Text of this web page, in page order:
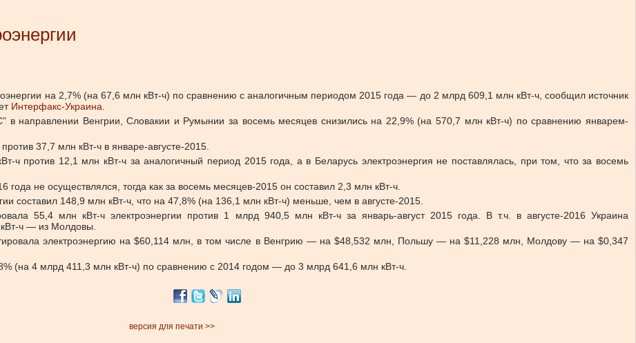
на 2,7% (на 67,6 млн кВт-ч) по сравнению с аналогичным периодом 2015 года — до 2 млрд 609,1 млн кВт-ч, сообщил источник
Интерфакс-Украина
в направлении Венгрии, Словакии и Румынии за восемь месяцев снизились на 22,9% (на 570,7 млн кВт-ч) по сравнению январем-
37,7 млн кВт-ч в январе-августе-2015.
ч против 12,1 млн кВт-ч за аналогичный период 2015 года, а в Беларусь электроэнергия не поставлялась, при том, что за восемь
года не осуществлялся, тогда как за восемь месяцев-2015 он составил 2,3 млн кВт-ч.
составил 148,9 млн кВт-ч, что на 47,8% (на 136,1 млн кВт-ч) меньше, чем в августе-2015.
55,4 млн кВт-ч электроэнергии против 1 млрд 940,5 млн кВт-ч за январь-август 2015 года. В т.ч. в августе-2016 Украина
ч — из Молдовы.
электроэнергию на $60,114 млн, в том числе в Венгрию — на $48,532 млн, Польшу — на $11,228 млн, Молдову — на $0,347
(на 4 млрд 411,3 млн кВт-ч) по сравнению с 2014 годом — до 3 млрд 641,6 млн кВт-ч.
версия для печати >>